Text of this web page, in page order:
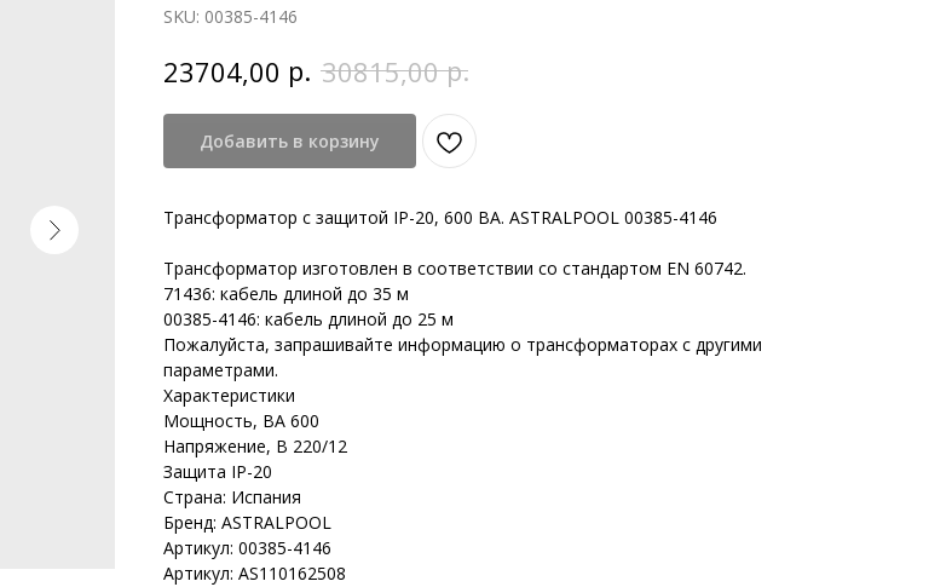
SKU: 00385-4146
23704,00 р. 30815,00 р.
Добавить в корзину
Трансформатор с защитой IP-20, 600 ВА. ASTRALPOOL 00385-4146
Трансформатор изготовлен в соответствии со стандартом EN 60742.
71436: кабель длиной до 35 м
00385-4146: кабель длиной до 25 м
Пожалуйста, запрашивайте информацию о трансформаторах с другими
параметрами.
Характеристики
Мощность, ВА 600
Напряжение, В 220/12
Защита IP-20
Страна: Испания
Бренд: ASTRALPOOL
Артикул: 00385-4146
Артикул: AS110162508